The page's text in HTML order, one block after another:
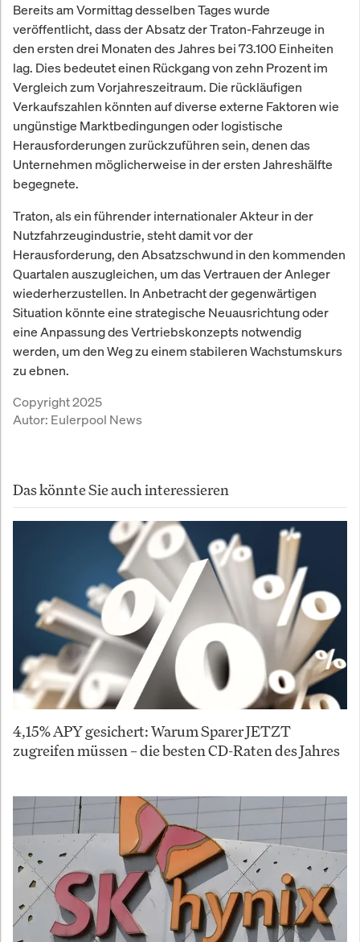
Bereits am Vormittag desselben Tages wurde
veröffentlicht, dass der Absatz der Traton-Fahrzeuge in
den ersten drei Monaten des Jahres bei 73.100 Einheiten
lag. Dies bedeutet einen Rückgang von zehn Prozent im
Vergleich zum Vorjahreszeitraum. Die rückläufigen
Verkaufszahlen könnten auf diverse externe Faktoren wie
ungünstige Marktbedingungen oder logistische
Herausforderungen zurückzuführen sein, denen das
Unternehmen möglicherweise in der ersten Jahreshälfte
begegnete.
Traton, als ein führender internationaler Akteur in der
Nutzfahrzeugindustrie, steht damit vor der
Herausforderung, den Absatzschwund in den kommenden
Quartalen auszugleichen, um das Vertrauen der Anleger
wiederherzustellen. In Anbetracht der gegenwärtigen
Situation könnte eine strategische Neuausrichtung oder
eine Anpassung des Vertriebskonzepts notwendig
werden, um den Weg zu einem stabileren Wachstumskurs
zu ebnen.
Copyright 2025
Autor: Eulerpool News
Das könnte Sie auch interessieren
4,15% APY gesichert: Warum Sparer JETZT
zugreifen müssen – die besten CD-Raten des Jahres